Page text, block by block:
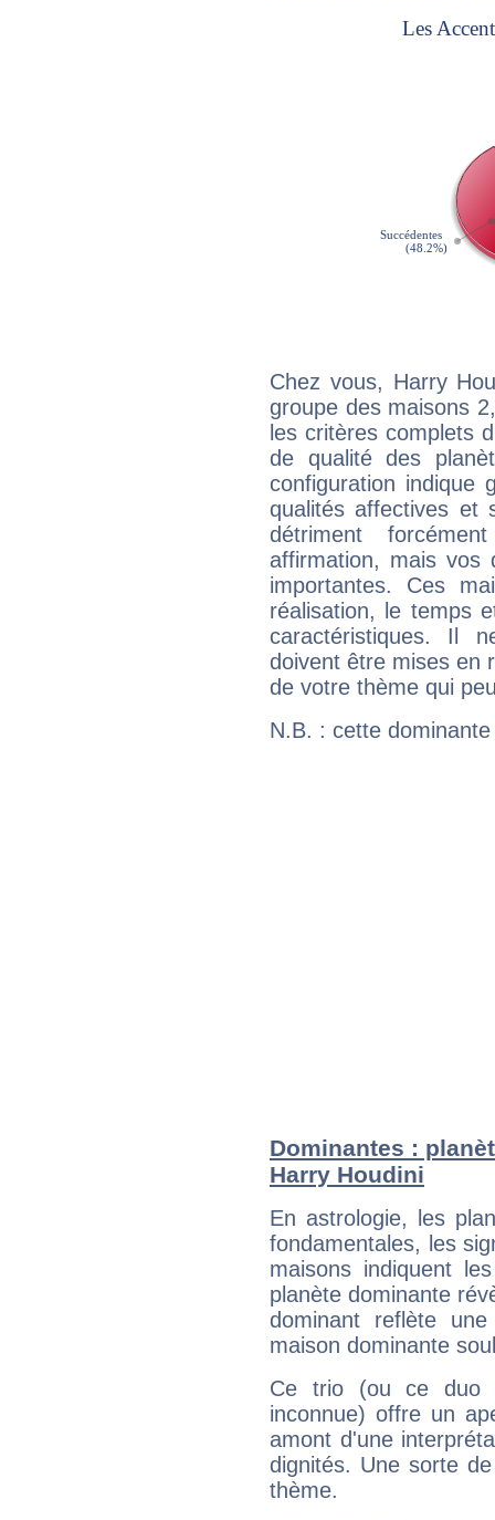
Chez vous, Harry
groupe des maisons
les critères complets
de qualité des
configuration indique
qualités affectives et
détriment
affirmation, mais
importantes. Ces
réalisation, le temps
caractéristiques. Il
doivent être mises en
de votre thème qui
N.B. : cette
Dominantes :
Harry Houdini
En astrologie, les
fondamentales, les
maisons indiquent
planète dominante
dominant reflète
maison dominante
Ce trio (ou ce duo
inconnue) offre un
amont d'une
dignités. Une sorte
thème.